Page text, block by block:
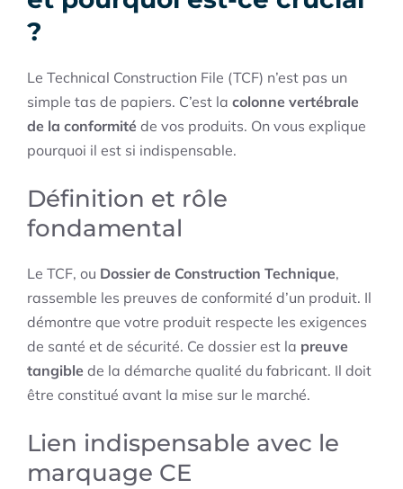
?
Le Technical Construction File (TCF) n’est pas un
simple tas de papiers. C’est la colonne vertébrale
de la conformité de vos produits. On vous explique
pourquoi il est si indispensable.
Définition et rôle
fondamental
Le TCF, ou Dossier de Construction Technique,
rassemble les preuves de conformité d’un produit. Il
démontre que votre produit respecte les exigences
de santé et de sécurité. Ce dossier est la preuve
tangible de la démarche qualité du fabricant. Il doit
être constitué avant la mise sur le marché.
Lien indispensable avec le
marquage CE